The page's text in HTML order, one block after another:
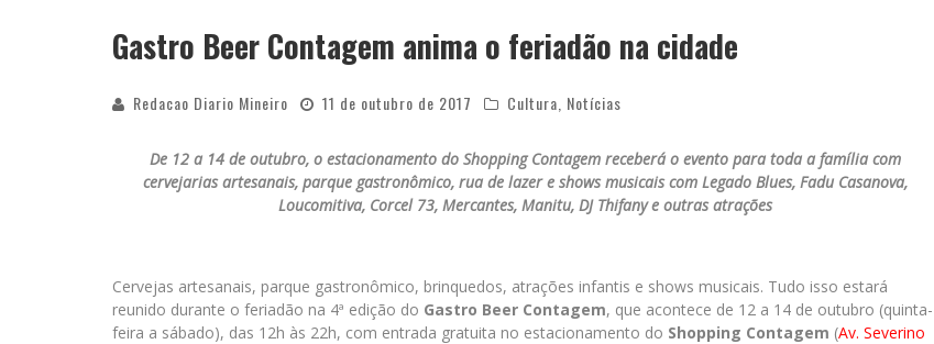
PROIBIDA ANUNCIA RETORNO DA PURO MALTE EXTRA E CONSOLIDA TRAJETÓRIA DE DEMOCRATIZAÇÃO CERVEJEIRA NO BRASIL
Gastro Beer Contagem anima o feriadão na cidade
Redacao Diario Mineiro 11 de outubro de 2017 Cultura Notícias
De 12 a 14 de outubro, o estacionamento do Shopping Contagem receberá o evento para toda a família com
cervejarias artesanais, parque gastronômico, rua de lazer e shows musicais com Legado Blues, Fadu Casanova,
Loucomitiva, Corcel 73, Mercantes, Manitu, DJ Thifany e outras atrações
Cervejas artesanais, parque gastronômico, brinquedos, atrações infantis e shows musicais. Tudo isso estará
reunido durante o feriadão na 4ª edição do Gastro Beer Contagem, que acontece de 12 a 14 de outubro (quinta-
feira a sábado), das 12h às 22h, com entrada gratuita no estacionamento do Shopping Contagem (Av. Severino